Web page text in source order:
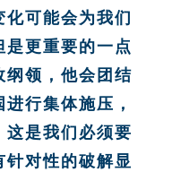
可能会为我们
更重要的一点
纲领，他会团结
行集体施压，
这是我们必须要
针对性的破解显